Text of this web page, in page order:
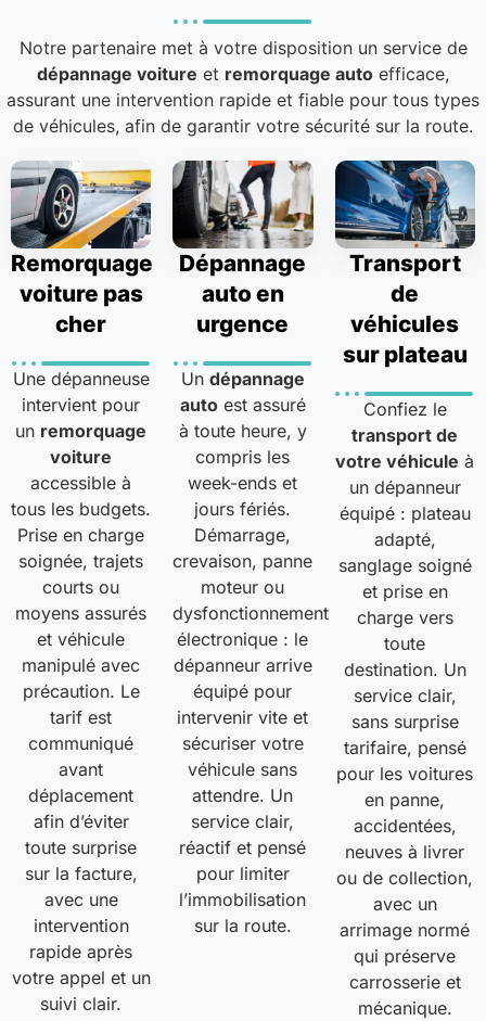
Notre partenaire met à votre disposition un service de
dépannage voiture et remorquage auto efficace,
assurant une intervention rapide et fiable pour tous types
de véhicules, afin de garantir votre sécurité sur la route.
Remorquage
voiture pas
cher
Une dépanneuse
intervient pour
un remorquage
voiture
accessible à
tous les budgets.
Prise en charge
soignée, trajets
courts ou
moyens assurés
et véhicule
manipulé avec
précaution. Le
tarif est
communiqué
avant
déplacement
afin d’éviter
toute surprise
sur la facture,
avec une
intervention
rapide après
votre appel et un
suivi clair.
Dépannage
auto en
urgence
Un dépannage
autoest assuré
à toute heure, y
compris les
week-ends et
jours fériés.
Démarrage,
crevaison, panne
moteur ou
dysfonctionnement
électronique : le
dépanneur arrive
équipé pour
intervenir vite et
sécuriser votre
véhicule sans
attendre. Un
service clair,
réactif et pensé
pour limiter
l’immobilisation
sur la route.
Transport
de
véhicules
sur plateau
Confiez le
transport de
votre véhicule à
un dépanneur
équipé : plateau
adapté,
sanglage soigné
et prise en
charge vers
toute
destination. Un
service clair,
sans surprise
tarifaire, pensé
pour les voitures
en panne,
accidentées,
neuves à livrer
ou de collection,
avec un
arrimage normé
qui préserve
carrosserie et
mécanique.